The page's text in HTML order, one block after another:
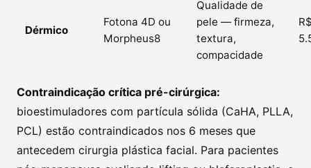
Dérmico
Fotona 4D ou
Morpheus8
Qualidade de
pele — firmeza,
textura,
compacidade
Contraindicação crítica pré-cirúrgica:
bioestimuladores com partícula sólida (CaHA, PLLA,
PCL) estão contraindicados nos 6 meses que
antecedem cirurgia plástica facial. Para pacientes